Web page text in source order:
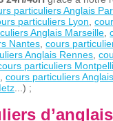
particuliers Anglais
particuliers Lyon ,
Anglais Marseille ,
Nantes ,cours
Anglais Rennes ,
particuliers
,cours particuliers
...) ;